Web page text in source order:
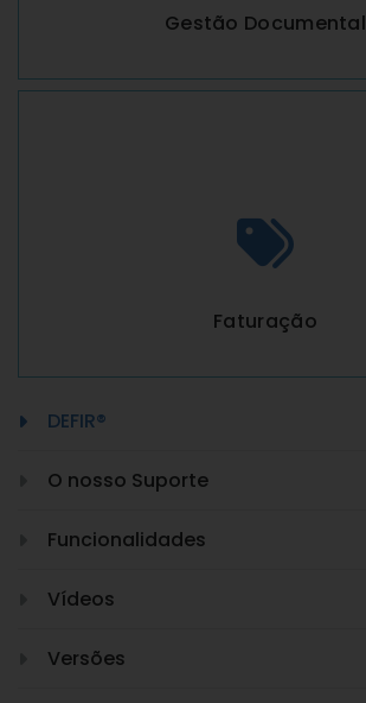
Gestão Documental
Faturação
DEFIR®
O nosso Suporte
Funcionalidades
Vídeos
Versões